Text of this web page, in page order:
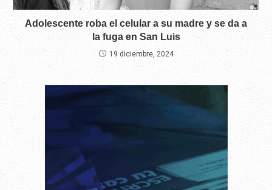
Adolescente roba el celular a su madre y se da a
la fuga en San Luis
19 diciembre, 2024